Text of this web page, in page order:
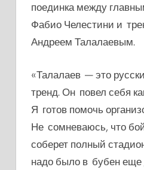
поединка между
Фабио Челестини и
Андреем Талалаевым.
«Талалаев — это
тренд. Он повел себя
Я готов помочь
Не сомневаюсь, что
соберет полный
надо было в бубен